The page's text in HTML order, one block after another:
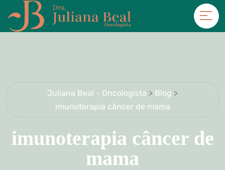
Juliana Beal - Oncologista > Blog >
imunoterapia câncer de mama
imunoterapia câncer de
mama